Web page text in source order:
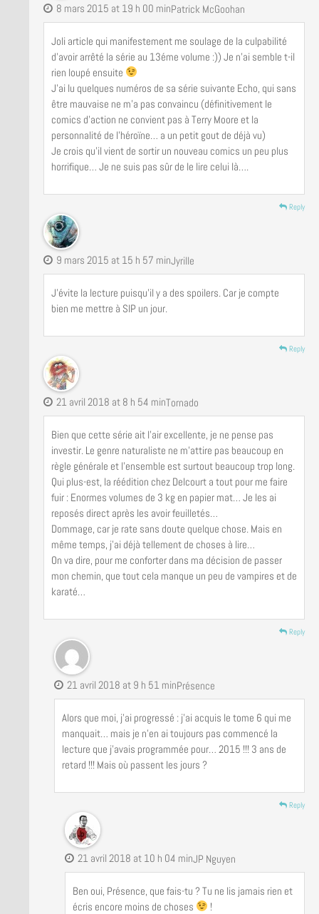
Patrick McGoohan
8 mars 2015 at 19 h 00 min
Joli article qui manifestement me soulage de la culpabilité
d’avoir arrêté la série au 13éme volume :)) Je n’ai semble t-il
rien loupé ensuite
J’ai lu quelques numéros de sa série suivante Echo, qui sans
être mauvaise ne m’a pas convaincu (définitivement le
comics d’action ne convient pas à Terry Moore et la
personnalité de l’héroïne… a un petit gout de déjà vu)
Je crois qu’il vient de sortir un nouveau comics un peu plus
horrifique… Je ne suis pas sûr de le lire celui là….
Reply
Jyrille
9 mars 2015 at 15 h 57 min
J’évite la lecture puisqu’il y a des spoilers. Car je compte
bien me mettre à SIP un jour.
Reply
Tornado
21 avril 2018 at 8 h 54 min
Bien que cette série ait l’air excellente, je ne pense pas
investir. Le genre naturaliste ne m’attire pas beaucoup en
règle générale et l’ensemble est surtout beaucoup trop long.
Qui plus-est, la réédition chez Delcourt a tout pour me faire
fuir : Enormes volumes de 3 kg en papier mat… Je les ai
reposés direct après les avoir feuilletés…
Dommage, car je rate sans doute quelque chose. Mais en
même temps, j’ai déjà tellement de choses à lire…
On va dire, pour me conforter dans ma décision de passer
mon chemin, que tout cela manque un peu de vampires et de
karaté…
Reply
Présence
21 avril 2018 at 9 h 51 min
Alors que moi, j’ai progressé : j’ai acquis le tome 6 qui me
manquait… mais je n’en ai toujours pas commencé la
lecture que j’avais programmée pour… 2015 !!! 3 ans de
retard !!! Mais où passent les jours ?
Reply
JP Nguyen
21 avril 2018 at 10 h 04 min
Ben oui, Présence, que fais-tu ? Tu ne lis jamais rien et
écris encore moins de choses
!